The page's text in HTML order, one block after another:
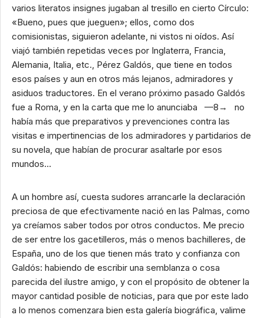
varios literatos insignes jugaban al tresillo en cierto Círculo:
«Bueno, pues que jueguen»; ellos, como dos
comisionistas, siguieron adelante, ni vistos ni oídos. Así
viajó también repetidas veces por Inglaterra, Francia,
Alemania, Italia, etc., Pérez Galdós, que tiene en todos
esos países y aun en otros más lejanos, admiradores y
asiduos traductores. En el verano próximo pasado Galdós
fue a Roma, y en la carta que me lo anunciaba —8→ no
había más que preparativos y prevenciones contra las
visitas e impertinencias de los admiradores y partidarios de
su novela, que habían de procurar asaltarle por esos
mundos…
A un hombre así, cuesta sudores arrancarle la declaración
preciosa de que efectivamente nació en las Palmas, como
ya creíamos saber todos por otros conductos. Me precio
de ser entre los gacetilleros, más o menos bachilleres, de
España, uno de los que tienen más trato y confianza con
Galdós: habiendo de escribir una semblanza o cosa
parecida del ilustre amigo, y con el propósito de obtener la
mayor cantidad posible de noticias, para que por este lado
a lo menos comenzara bien esta galería biográfica, valime